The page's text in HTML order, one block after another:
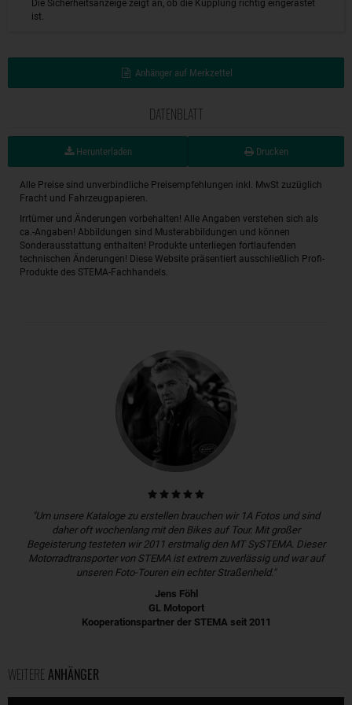
Die Sicherheitsanzeige zeigt an, ob die Kupplung richtig eingerastet
ist.
Anhänger auf Merkzettel
DATENBLATT
Herunterladen Drucken
Alle Preise sind unverbindliche Preisempfehlungen inkl. MwSt zuzüglich
Fracht und Fahrzeugpapieren.
Irrtümer und Änderungen vorbehalten! Alle Angaben verstehen sich als
ca.-Angaben! Abbildungen sind Musterabbildungen und können
Sonderausstattung enthalten! Produkte unterliegen fortlaufenden
technischen Änderungen! Diese Website präsentiert ausschließlich Profi-
Produkte des STEMA-Fachhandels.
"Um unsere Kataloge zu erstellen brauchen wir 1A Fotos und sind
daher oft wochenlang mit den Bikes auf Tour. Mit großer
Begeisterung testeten wir 2011 erstmalig den MT SySTEMA. Dieser
Motorradtransporter von STEMA ist extrem zuverlässig und war auf
unseren Foto-Touren ein echter Straßenheld."
Jens Föhl
GL Motoport
Kooperationspartner der STEMA seit 2011
WEITERE ANHÄNGER